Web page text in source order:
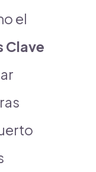
el
Clave